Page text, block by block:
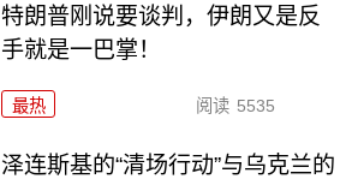
特朗普刚说要谈判，伊朗又是反
手就是一巴掌！
最热 阅读 5535
泽连斯基的“清场行动”与乌克兰的